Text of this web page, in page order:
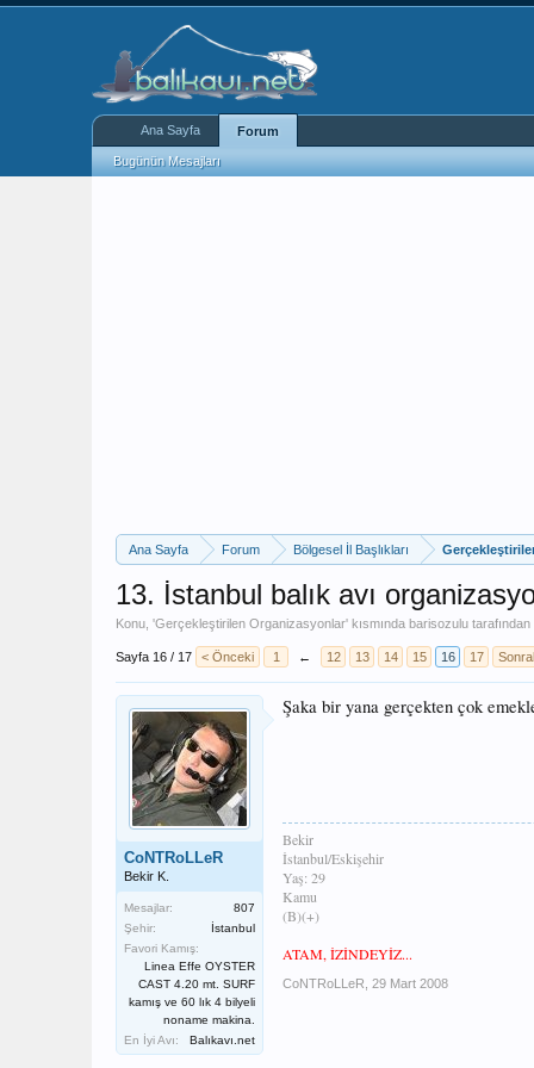
Ana Sayfa Forum Bölgesel İl Başlıkları
13. İstanbul balık avı
Konu, 'Gerçekleştirilen Organizasyonlar' kısmında barisozulu tarafından
Sayfa 16 / 17 < Önceki 1 ← 12 13 14 15 16 17
CoNTRoLLeR
Bekir K.
Mesajlar:
807
Şehir:
İstanbul
Favori Kamış:
Linea Effe OYSTER
CAST 4.20 mt. SURF
kamış ve 60 lık 4 bilyeli
noname makina.
En İyi Avı:
Balıkavı.net
Şaka bir yana gerçekten çok
Bekir
İstanbul/Eskişehir
Yaş: 29
Kamu
(B)(+)
ATAM, İZİNDEYİZ...
CoNTRoLLeR 29 Mart 2008
Ana Sayfa Forum
Bugünün Mesajları